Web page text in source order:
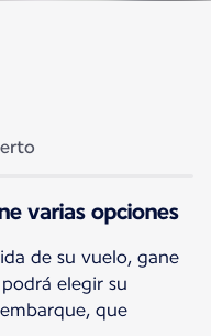
varias opciones
de su vuelo, gane
elegir su
que